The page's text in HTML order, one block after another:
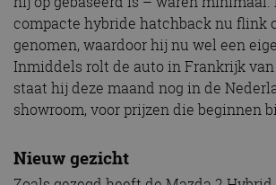
compacte hybride hatchback nu flink
genomen, waardoor hij nu wel een
Inmiddels rolt de auto in Frankrijk
staat hij deze maand nog in de
showroom, voor prijzen die beginnen
Nieuw gezicht